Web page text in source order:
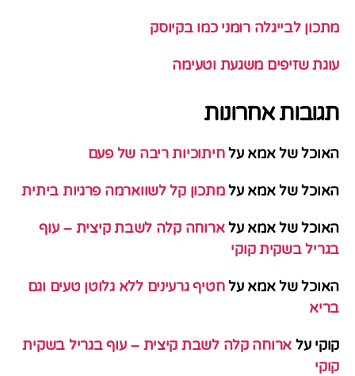
מתכון לבייגלה רומני כמו בקיוסק
עוגת שזיפים משגעת וטעימה
תגובות אחרונות
האוכל של אמא עלחיתוכיות ריבה של פעם
האוכל של אמא עלמתכון קל לשווארמה פרגיות ביתית
האוכל של אמא עלארוחה קלה לשבת קיצית – עוף
בגריל בשקית קוקי
האוכל של אמא עלחטיף גרעינים ללא גלוטן טעים וגם
בריא
קוקי על ארוחה קלה לשבת קיצית – עוף בגריל בשקית
קוקי